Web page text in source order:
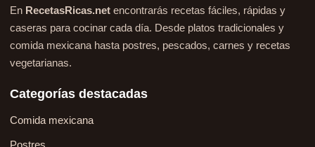
En RecetasRicas.net encontrarás recetas fáciles, rápidas y
caseras para cocinar cada día. Desde platos tradicionales y
comida mexicana hasta postres, pescados, carnes y recetas
vegetarianas.
Categorías destacadas
Comida mexicana